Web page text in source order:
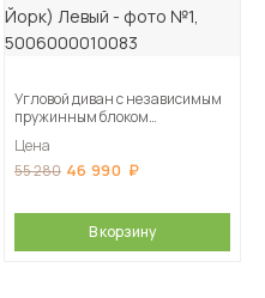
Угловой диван с независимым
пружинным блоком
Левый
Цена
55 280 46 990
В корзину